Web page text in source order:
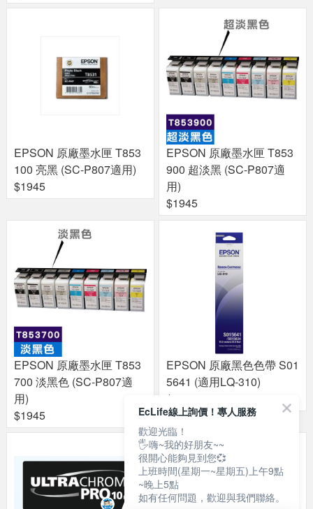
EPSON 原廠墨水匣 T853
100 亮黑 (SC-P807適用)
$1945
EPSON 原廠墨水匣 T853
900 超淡黑 (SC-P807適
用)
$1945
EPSON 原廠墨水匣 T853
700 淡黑色 (SC-P807適
用)
$1945
EPSON 原廠黑色色帶 S01
5641 (適用LQ-310)
$130
EcLife線上詢價！專人服務
歡迎光臨！
🖐嗨~我的好朋友~~
很開心能夠見到您💞
上班時間(星期一~星期五)上午9點
~晚上5點
如有任何問題，歡迎與我們聯絡。